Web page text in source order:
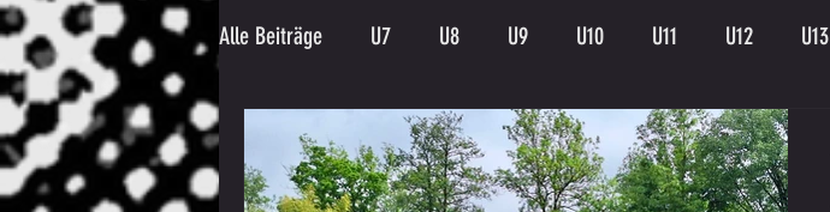
Alle Beiträge U7 U8 U9 U10 U11 U12 U13
Spielergebnis Veranstaltungen Kampfmannschaft II